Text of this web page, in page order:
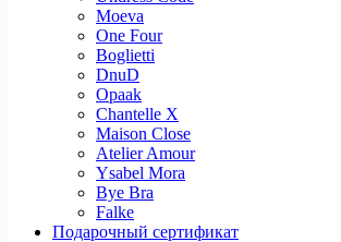
Moeva
One Four
Boglietti
DnuD
Opaak
Chantelle X
Maison Close
Atelier Amour
Ysabel Mora
Bye Bra
Falke
Подарочный сертификат